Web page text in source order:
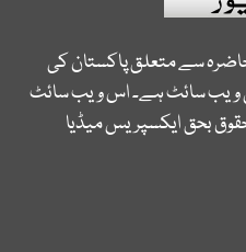
سے متعلق پاکستان کی
ویب سائٹ ہے۔ اس ویب سائٹ
بحق ایکسپریس میڈیا